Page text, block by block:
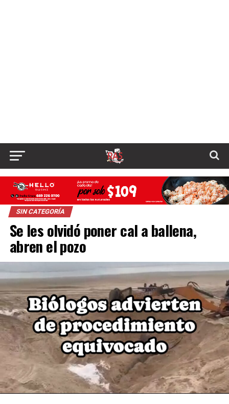
SIN CATEGORÍA
Se les olvidó poner cal a ballena,
abren el pozo